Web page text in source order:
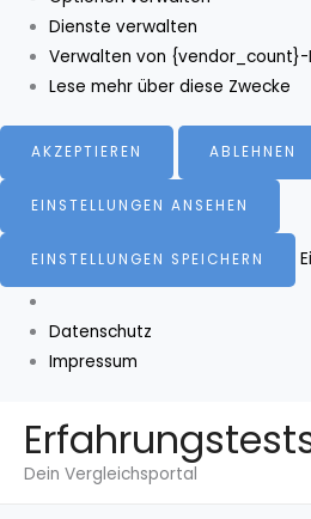
Dienste verwalten
Verwalten von
Lese mehr über diese Zwecke
AKZEPTIEREN ABLEHNEN
EINSTELLUNGEN ANSEHEN
EINSTELLUNGEN SPEICHERN
Datenschutz
Impressum
Inhalt
springen
Dein Vergleichsportal